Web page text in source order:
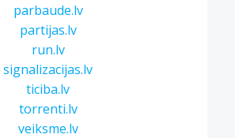
parbaude.lv
partijas.lv
run.lv
signalizacijas.lv
ticiba.lv
torrenti.lv
veiksme.lv